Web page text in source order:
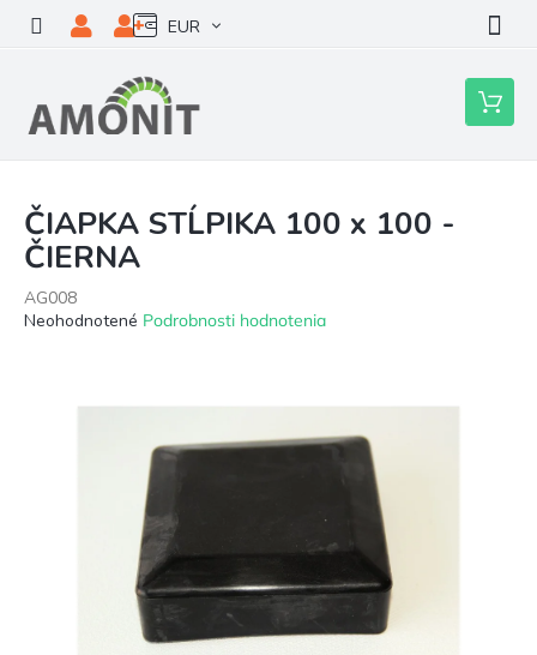
obsah
EUR
Nákupný
košík
ČIAPKA STĹPIKA 100 x 100 -
ČIERNA
AG008
Priemerné
Neohodnotené Podrobnosti hodnotenia